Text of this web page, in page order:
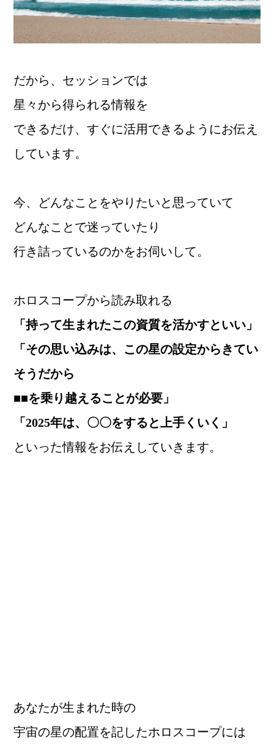
だから、セッションでは
星々から得られる情報を
できるだけ、すぐに活用できるようにお伝え
しています。
今、どんなことをやりたいと思っていて
どんなことで迷っていたり
行き詰っているのかをお伺いして。
ホロスコープから読み取れる
「持って生まれたこの資質を活かすといい」
「その思い込みは、この星の設定からきてい
そうだから
■■を乗り越えることが必要」
「2025年は、〇〇をすると上手くいく」
といった情報をお伝えしていきます。
あなたが生まれた時の
宇宙の星の配置を記したホロスコープには